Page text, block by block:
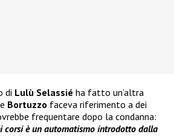
di Lulù Selassié ha fatto un’altra
Bortuzzo faceva riferimento a dei
frequentare dopo la condanna:
corsi è un automatismo introdotto dalla